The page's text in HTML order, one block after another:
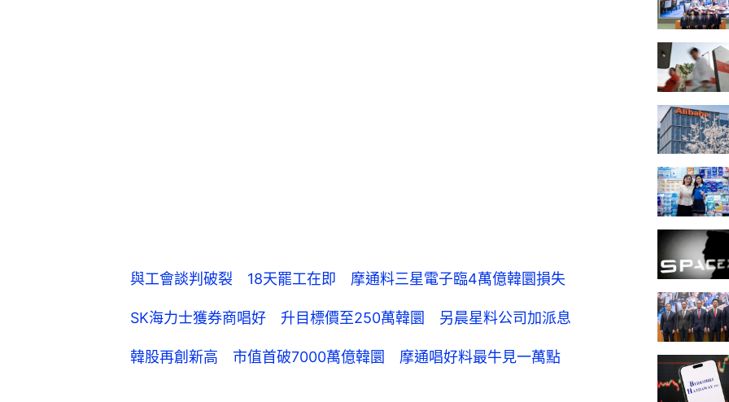
與工會談判破裂 18天罷工在即 摩通料三星電子臨4萬億韓圜損失
SK海力士獲券商唱好 升目標價至250萬韓圜 另晨星料公司加派息
韓股再創新高 市值首破7000萬億韓圜 摩通唱好料最牛見一萬點